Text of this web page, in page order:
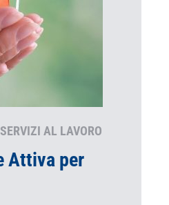
SERVIZI AL LAVORO
Attiva per